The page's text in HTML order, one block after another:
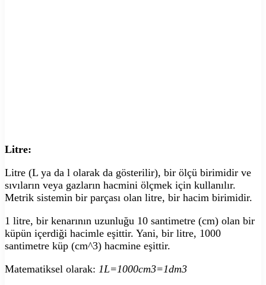
Litre:
Litre (L ya da l olarak da gösterilir), bir ölçü birimidir ve
sıvıların veya gazların hacmini ölçmek için kullanılır.
Metrik sistemin bir parçası olan litre, bir hacim birimidir.
1 litre, bir kenarının uzunluğu 10 santimetre (cm) olan bir
küpün içerdiği hacimle eşittir. Yani, bir litre, 1000
santimetre küp (cm^3) hacmine eşittir.
Matematiksel olarak: 1L=1000cm3=1dm3